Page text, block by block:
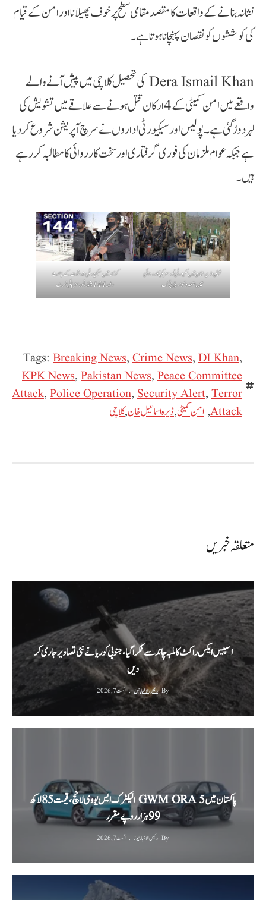
نشانہ بنانے کے واقعات کا مقصد مقامی سطح پر خوف پھیلانا اور امن کے قیام
کی کوششوں کو نقصان پہنچانا ہوتا ہے۔
Dera Ismail Khan کی تحصیل کلاچی میں پیش آنے والے
واقعے میں امن کمیٹی کے 4 ارکان قتل ہونے سے علاقے میں تشویش کی
لہر دوڑ گئی ہے۔ پولیس اور سیکیورٹی اداروں نے سرچ آپریشن شروع کر دیا
ہے جبکہ عوام ملزمان کی فوری گرفتاری اور سخت کارروائی کا مطالبہ کر رہے
ہیں۔
شمالی وزیرستان میں سکیورٹی فورسز کی کارروائی
میں متعدد خوارج ہلاک
کوئٹہ میں سیکیورٹی خدشات کے باعث
دفعہ 144 نافذ، فورسز ہائی الرٹ
Tags: Breaking News, Crime News, DI Khan,
KPK News, Pakistan News, Peace Committee
Attack, Police Operation, Security Alert, Terror
Attack
, امن کمیٹی,ڈیرہ اسماعیل خان,کلاچی
متعلقہ خبریں
اسپیس ایکس راکٹ کا ملبہ چاند سے ٹکرا گیا، جنوبی کوریا نے نئی تصاویر جاری کر
دیں
By رئیس الاخبار نیوز اگست 7, 2026
پاکستان میں GWM ORA 5 الیکٹرک ایس یو وی لانچ، قیمت 85 لاکھ
99 ہزار روپے مقرر
By رئیس الاخبار نیوز اگست 7, 2026